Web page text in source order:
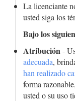
La licenciante
usted siga los
Bajo los
Atribución-
adecuada,
han realizado
forma
usted o su uso